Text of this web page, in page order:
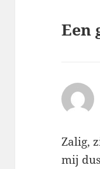
Een
Zalig,
mij